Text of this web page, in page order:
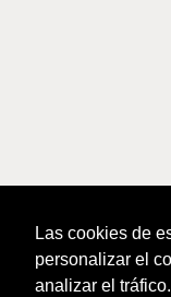
Las cookies de
personalizar el
analizar el